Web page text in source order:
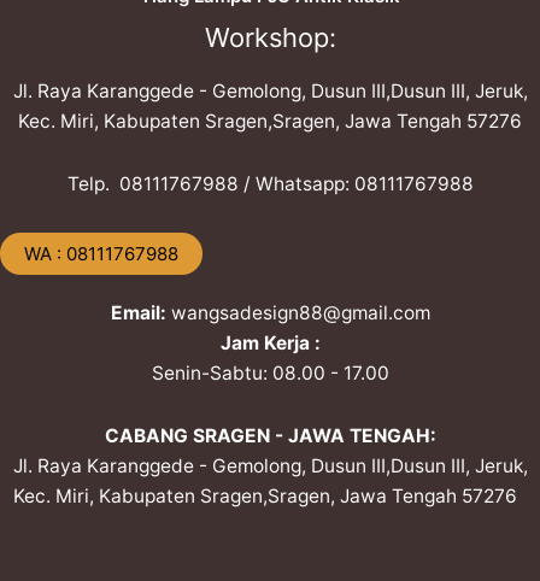
Workshop:
Jl. Raya Karanggede - Gemolong, Dusun III,Dusun III, Jeruk,
Kec. Miri, Kabupaten Sragen,Sragen, Jawa Tengah 57276
Telp. ​08111767988 / Whatsapp: ​08111767988
​WA : 08111767988
Email: wangsadesign88@gmail.com
Jam Kerja :
Senin-Sabtu: 08.00 - 17.00
CABANG SRAGEN - JAWA TENGAH:
Jl. Raya Karanggede - Gemolong, Dusun III,Dusun III, Jeruk,
Kec. Miri, Kabupaten Sragen,Sragen, Jawa Tengah 57276